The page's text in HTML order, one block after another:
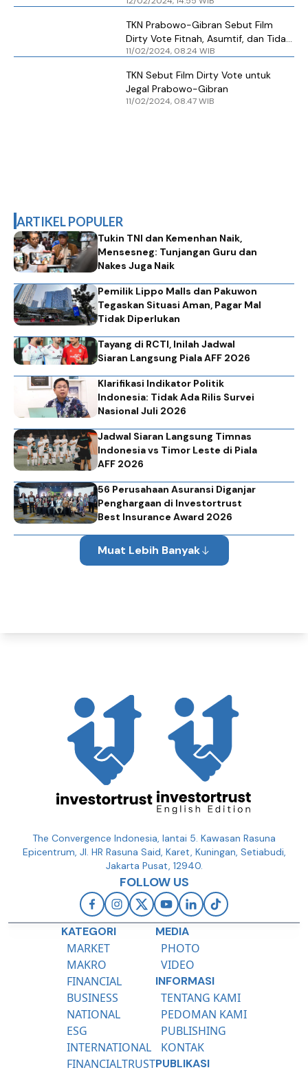
TKN Prabowo-Gibran Sebut Film
Dirty Vote Fitnah, Asumtif, dan Tidak
Ilmiah
11/02/2024, 08.24 WIB
TKN Sebut Film Dirty Vote untuk
Jegal Prabowo-Gibran
11/02/2024, 08.47 WIB
ARTIKEL POPULER
Tukin TNI dan Kemenhan Naik,
Mensesneg: Tunjangan Guru dan
Nakes Juga Naik
Pemilik Lippo Malls dan Pakuwon
Tegaskan Situasi Aman, Pagar Mal
Tidak Diperlukan
Tayang di RCTI, Inilah Jadwal
Siaran Langsung Piala AFF 2026
Klarifikasi Indikator Politik
Indonesia: Tidak Ada Rilis Survei
Nasional Juli 2026
Jadwal Siaran Langsung Timnas
Indonesia vs Timor Leste di Piala
AFF 2026
56 Perusahaan Asuransi Diganjar
Penghargaan di Investortrust
Best Insurance Award 2026
Muat Lebih Banyak
The Convergence Indonesia, lantai 5. Kawasan Rasuna
Epicentrum, Jl. HR Rasuna Said, Karet, Kuningan, Setiabudi,
Jakarta Pusat, 12940.
FOLLOW US
KATEGORI
MARKET
MAKRO
FINANCIAL
BUSINESS
NATIONAL
ESG
INTERNATIONAL
FINANCIALTRUST
MEDIA
PHOTO
VIDEO
INFORMASI
TENTANG KAMI
PEDOMAN KAMI
PUBLISHING
KONTAK
PUBLIKASI